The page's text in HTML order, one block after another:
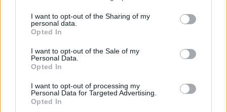
I want to opt-out of the Sharing of my
personal data.
Opted In
I want to opt-out of the Sale of my
Personal Data.
Opted In
I want to opt-out of processing my
Personal Data for Targeted Advertising.
Opted In